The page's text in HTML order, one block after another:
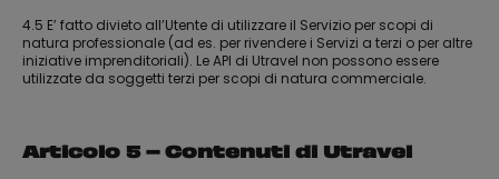
4.5 E’ fatto divieto all’Utente di utilizzare il Servizio per scopi di
natura professionale (ad es. per rivendere i Servizi a terzi o per altre
iniziative imprenditoriali). Le API di Utravel non possono essere
utilizzate da soggetti terzi per scopi di natura commerciale.
Articolo 5 – Contenuti di Utravel